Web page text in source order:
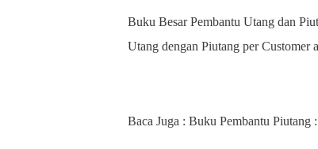
Buku Besar Pembantu Utang dan
Utang dengan Piutang per Customer
Baca Juga : Buku Pembantu